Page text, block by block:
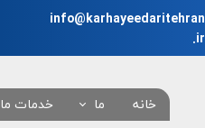
info@karhayeedaritehran
.ir
خانه ما خدمات ما